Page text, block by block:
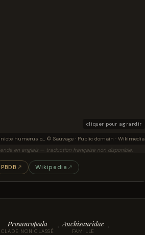
cliquer pour agrandir
Amniote humerus originally referred to Actiosaurus in anterior view (2). Figures 1 and 2 after Sauvage (1883). © Sauvage · Public domain · Wikimedia
en anglais — traduction française non disponible.
PBDB ↗ Wikipedia ↗
Prosauropoda
CLADE NON CLASSÉ › Anchisauridae
FAMILLE ›